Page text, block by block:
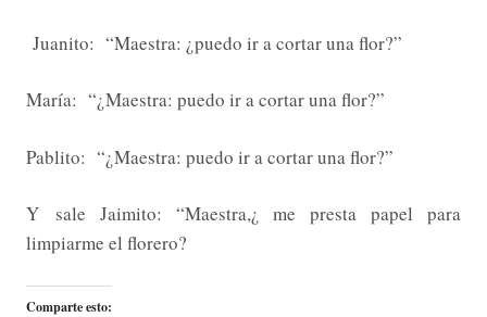
Juanito: “Maestra: ¿puedo ir a cortar una flor?”
María: “¿Maestra: puedo ir a cortar una flor?”
Pablito: “¿Maestra: puedo ir a cortar una flor?”
Y sale Jaimito: “Maestra,¿ me presta papel para
limpiarme el florero?
Comparte esto: